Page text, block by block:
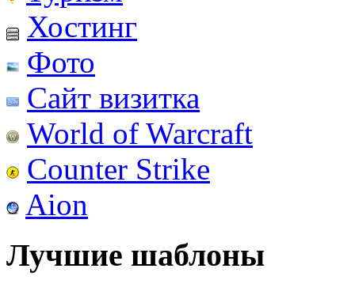
Хостинг
Фото
Сайт визитка
World of Warcraft
Counter Strike
Aion
Лучшие шаблоны